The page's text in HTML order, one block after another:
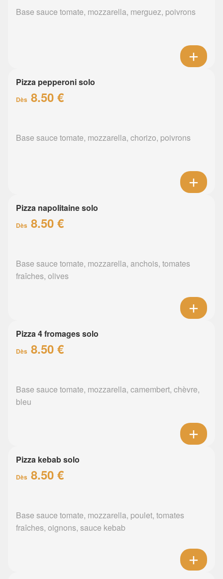
Base sauce tomate, mozzarella, merguez, poivrons
Pizza pepperoni solo
Dès 8.50 €
Base sauce tomate, mozzarella, chorizo, poivrons
Pizza napolitaine solo
Dès 8.50 €
Base sauce tomate, mozzarella, anchois, tomates
fraîches, olives
Pizza 4 fromages solo
Dès 8.50 €
Base sauce tomate, mozzarella, camembert, chèvre,
bleu
Pizza kebab solo
Dès 8.50 €
Base sauce tomate, mozzarella, poulet, tomates
fraîches, oignons, sauce kebab